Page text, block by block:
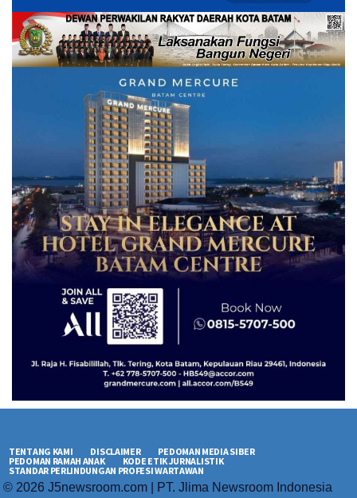
TENTANG KAMI DISCLAIMER
PEDOMAN MEDIA SIBER
PEDOMAN RAMAH ANAK
KODE ETIK JURNALISTIK
STANDAR PERLINDUNGAN PROFESI WARTAWAN
© 2026 J5newsroom.com | PT. Jlima Newsroom Indonesia